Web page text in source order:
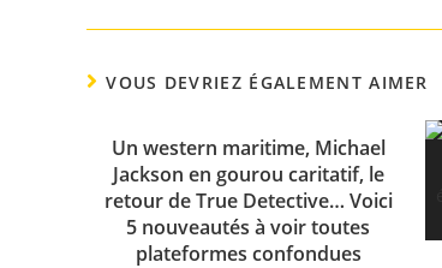
VOUS DEVRIEZ ÉGALEMENT AIMER
Un western maritime, Michael
Jackson en gourou caritatif, le
retour de True Detective… Voici
5 nouveautés à voir toutes
plateformes confondues